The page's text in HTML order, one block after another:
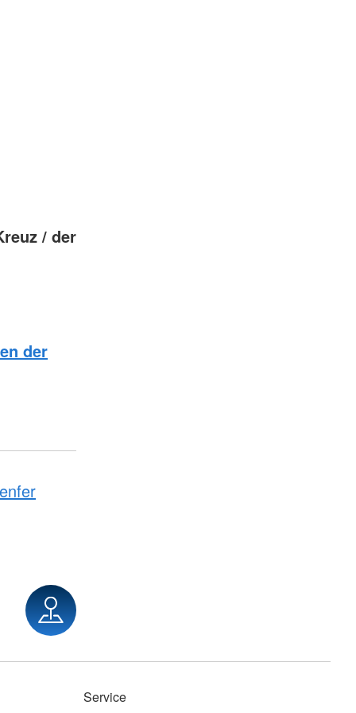
/ der
der
Service